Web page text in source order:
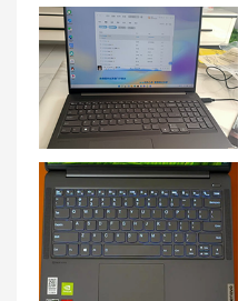
拯救者屏幕不亮键盘有电什么原因 拯救者键盘亮着但黑屏解决方法
联想小新air14触屏功能——联想小新air14触屏怎么设置？可以触屏吗？